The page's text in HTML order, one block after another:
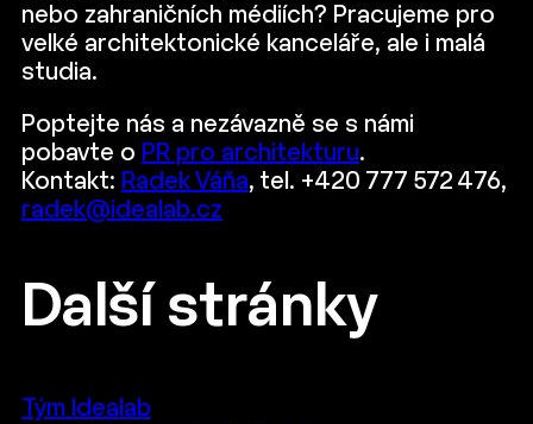
nebo zahraničních médiích? Pracujeme pro
velké architektonické kanceláře, ale i malá
studia.
Poptejte nás a nezávazně se s námi
pobavte o PR pro architekturu.
Kontakt: Radek Váňa, tel. +420 777 572 476,
radek@idealab.cz
Další stránky
Tým Idealab